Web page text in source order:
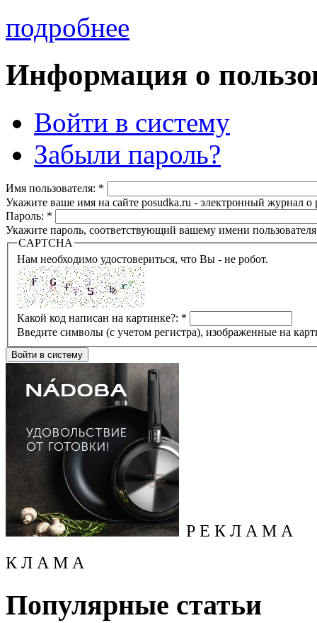
подробнее
Информация о
Войти в систему
Забыли пароль?
Имя пользователя: *
Укажите ваше имя на сайте posudka.ru - электронный журнал
Пароль: *
Укажите пароль, соответствующий вашему имени
CAPTCHA
Нам необходимо удостовериться, что Вы - не робот.
Какой код написан на картинке?: *
Введите символы (с учетом регистра), изображенные на
Р Е К Л А М А
К Л А М А
Популярные статьи